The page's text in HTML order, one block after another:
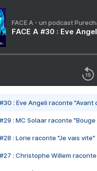
FACE A - un podcast
FACE A #30 : Eve
#30 : Eve Angeli raconte "Avant
#29 : MC Solaar raconte "Bouge
#28 : Lorie raconte "Je vais vite"
#27 : Christophe Willem